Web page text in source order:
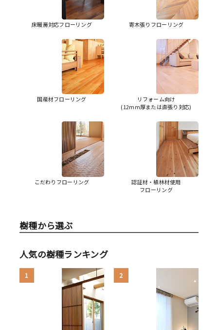
床暖房対応フローリング 寄木張りフローリング
国産材フローリング
リフォーム向け
(12mm厚または直張り対応)
こだわりフローリング
認証材・植林材使用
フローリング
樹種から選ぶ
人気の樹種ランキング
1 2